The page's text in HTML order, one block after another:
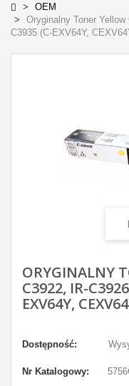
OEM
Oryginalny Toner
C3935 (C-EXV64Y,
ORYGINALNY
C3922, IR-
EXV64Y,
Dostępność:
Nr Katalogowy: